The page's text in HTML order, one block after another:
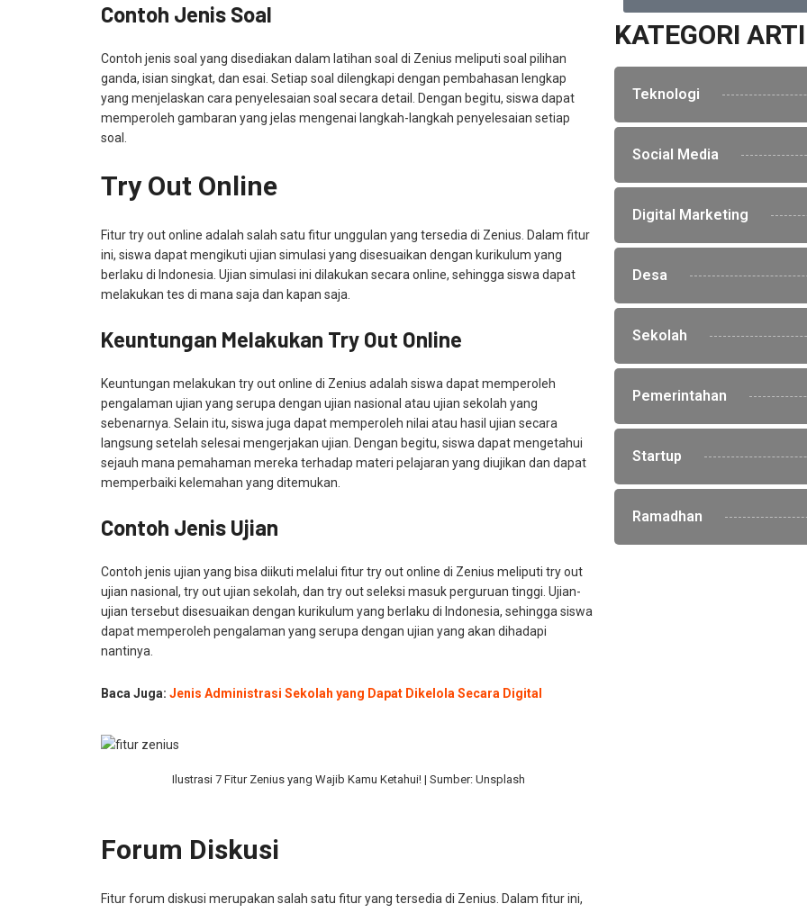
Contoh Jenis Soal
Contoh jenis soal yang disediakan dalam latihan soal di Zenius meliputi soal pilihan
ganda, isian singkat, dan esai. Setiap soal dilengkapi dengan pembahasan lengkap
yang menjelaskan cara penyelesaian soal secara detail. Dengan begitu, siswa dapat
memperoleh gambaran yang jelas mengenai langkah-langkah penyelesaian setiap
soal.
Try Out Online
Fitur try out online adalah salah satu fitur unggulan yang tersedia di Zenius. Dalam fitur
ini, siswa dapat mengikuti ujian simulasi yang disesuaikan dengan kurikulum yang
berlaku di Indonesia. Ujian simulasi ini dilakukan secara online, sehingga siswa dapat
melakukan tes di mana saja dan kapan saja.
Keuntungan Melakukan Try Out Online
Keuntungan melakukan try out online di Zenius adalah siswa dapat memperoleh
pengalaman ujian yang serupa dengan ujian nasional atau ujian sekolah yang
sebenarnya. Selain itu, siswa juga dapat memperoleh nilai atau hasil ujian secara
langsung setelah selesai mengerjakan ujian. Dengan begitu, siswa dapat mengetahui
sejauh mana pemahaman mereka terhadap materi pelajaran yang diujikan dan dapat
memperbaiki kelemahan yang ditemukan.
Contoh Jenis Ujian
Contoh jenis ujian yang bisa diikuti melalui fitur try out online di Zenius meliputi try out
ujian nasional, try out ujian sekolah, dan try out seleksi masuk perguruan tinggi. Ujian-
ujian tersebut disesuaikan dengan kurikulum yang berlaku di Indonesia, sehingga siswa
dapat memperoleh pengalaman yang serupa dengan ujian yang akan dihadapi
nantinya.
Baca Juga: Jenis Administrasi Sekolah yang Dapat Dikelola Secara Digital
Ilustrasi 7 Fitur Zenius yang Wajib Kamu Ketahui! | Sumber: Unsplash
Forum Diskusi
Fitur forum diskusi merupakan salah satu fitur yang tersedia di Zenius. Dalam fitur ini,
KATEGORI
Teknologi
Social Media
Digital Marketing
Desa
Sekolah
Pemerintahan
Startup
Ramadhan